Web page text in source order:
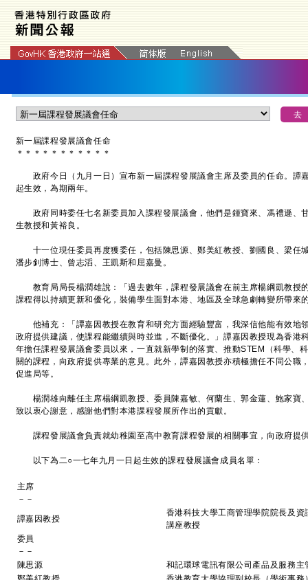
新一屆課程發展議會任命
＊ ＊ ＊ ＊ ＊ ＊ ＊ ＊ ＊ ＊ ＊
政府今日（九月一日）宣布新一屆課程發展議會主席及委員的任命。譚
起生效，為期兩年。
政府同時委任七名新委員加入課程發展議會，他們是鍾寶來、馮禮遜、
生教授和黃裕良。
十一位現任委員再度獲委任，包括陳思源、鄭美紅教授、劉國良、梁任
潘步釗博士、曾志滔、王凱斯和屈嘉曼。
教育局局長楊潤雄說：「過去數年，課程發展議會在前主席楊綱凱教授
課程得以持續更新和優化，裝備學生面對本港、地區及全球急劇轉變所帶來
他補充：「譚嘉因教授在教育和研究方面經驗豐富，我深信他能有效地
政府提供建議，使課程能繼續與時並進，不斷優化。」譚嘉因教授現為香港
年擔任課程發展議會委員以來，一直就新學制的落實、推動STEM（科學、
關的課程，向政府提供專業的意見。此外，譚嘉因教授亦積極擔任不同公職
促進局等。
楊潤雄向離任主席楊綱凱教授、委員陳嘉敏、何蘭生、郭金蓮、鮑家寶
致以衷心謝意，感謝他們對本港課程發展所作出的貢獻。
課程發展議會負責就幼稚園至高中教育課程發展的相關事宜，向政府提
以下為二○一七年九月一日起生效的課程發展議會成員名單：
主席
－－
譚嘉因教授
香港科技大學工商管理學院院長及
講座教授
委員
－－
陳思源
和記環球電訊有限公司產品及服務主